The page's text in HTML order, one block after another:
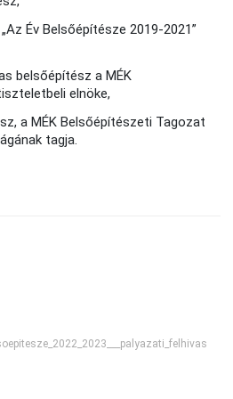
Év Belsőépítésze 2019-2021”
belsőépítész a MÉK
elnöke,
a MÉK Belsőépítészeti Tagozat
tagja.